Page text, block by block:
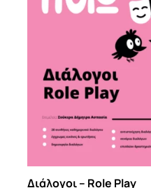
Διάλογοι – Role Play